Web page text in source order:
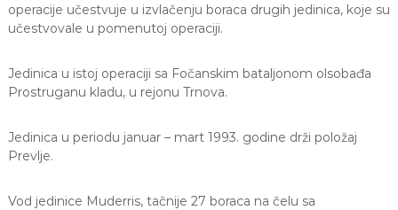
operacije učestvuje u izvlačenju boraca drugih jedinica, koje su
učestvovale u pomenutoj operaciji.
Jedinica u istoj operaciji sa Fočanskim bataljonom olsobađa
Prostruganu kladu, u rejonu Trnova.
Jedinica u periodu januar – mart 1993. godine drži položaj
Prevlje.
Vod jedinice Muderris, tačnije 27 boraca na čelu sa